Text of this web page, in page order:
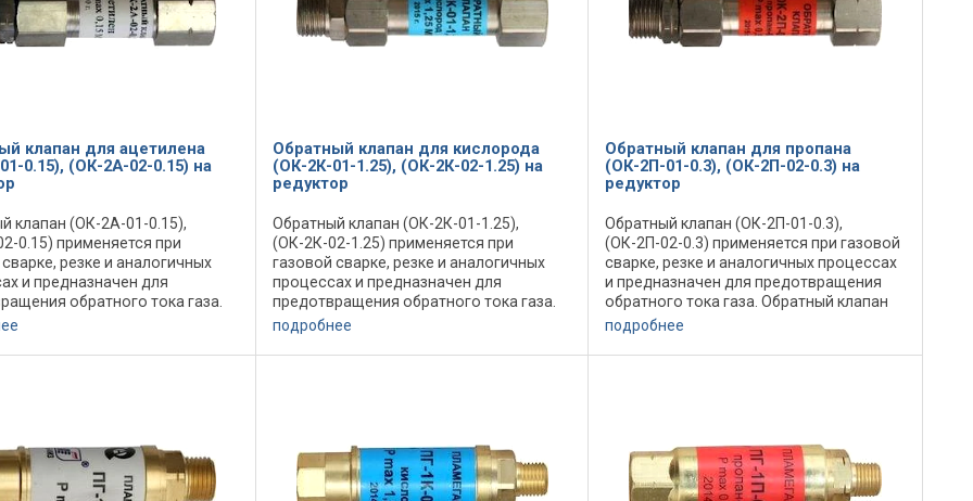
клапан для ацетилена
0.15), (ОК-2А-02-0.15) на
клапан (ОК-2А-01-0.15),
0.15) применяется при
резке и аналогичных
и предназначен для
обратного тока газа.
клапан (ОК-2А-01-0.15),
0.15) устанавливается в
...
Обратный клапан для кислорода
(ОК-2К-01-1.25), (ОК-2К-02-1.25) на
редуктор
Обратный клапан (ОК-2К-01-1.25),
(ОК-2К-02-1.25) применяется при
газовой сварке, резке и аналогичных
процессах и предназначен для
предотвращения обратного тока газа.
Обратный клапан (ОК-2К-01-1.25),
(ОК-2К-02-1.25) устанавливается в
системах ...
подробнее
Обратный клапан для пропана
(ОК-2П-01-0.3), (ОК-2П-02-0.3) на
редуктор
Обратный клапан (ОК-2П-01-0.3),
(ОК-2П-02-0.3) применяется при газовой
сварке, резке и аналогичных процессах
и предназначен для предотвращения
обратного тока газа. Обратный клапан
(ОК-2П-01-0.3), (ОК-2П-02-0.3)
устанавливается в системах
газопитания ...
подробнее